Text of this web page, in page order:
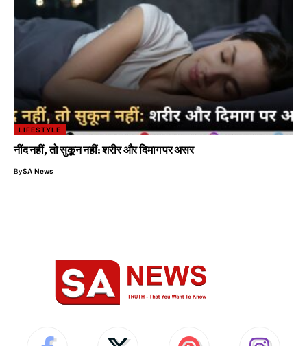
LIFESTYLE
नींद नहीं, तो सुकून नहीं: शरीर और दिमाग पर असर
BySA News